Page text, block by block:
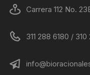
Carrera 112 No.
311 288 6180 /